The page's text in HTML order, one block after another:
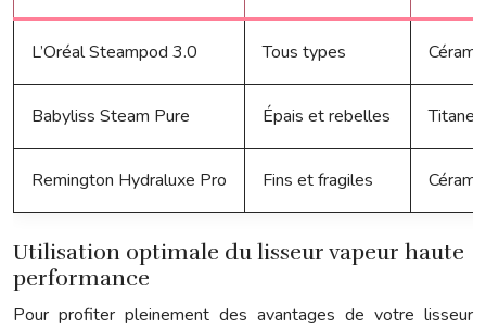
L’Oréal Steampod 3.0 Tous types
Babyliss Steam Pure Épais et rebelles Titane
Remington Hydraluxe Pro Fins et fragiles
Utilisation optimale du lisseur vapeur haute
performance
Pour profiter pleinement des avantages de votre lisseur